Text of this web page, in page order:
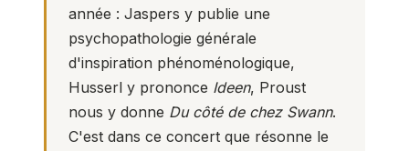
année : Jaspers y publie une
psychopathologie générale
d'inspiration phénoménologique,
Husserl y prononce Ideen, Proust
nous y donne Du côté de chez Swann.
C'est dans ce concert que résonne le